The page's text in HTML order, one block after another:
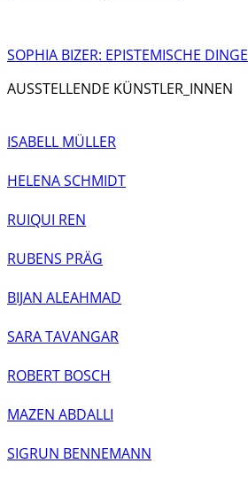
SOPHIA BIZER: EPISTEMISCHE DINGE
AUSSTELLENDE KÜNSTLER_INNEN
ISABELL MÜLLER
HELENA SCHMIDT
RUIQUI REN
RUBENS PRÄG
BIJAN ALEAHMAD
SARA TAVANGAR
ROBERT BOSCH
MAZEN ABDALLI
SIGRUN BENNEMANN